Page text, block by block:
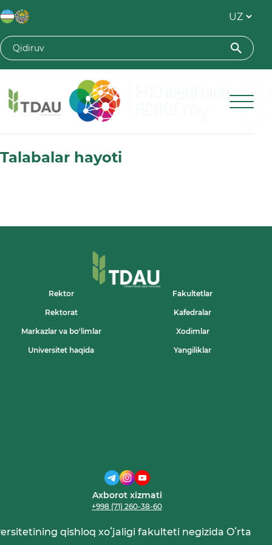
Toshkent davlat agrar universiteti
Talabalar hayoti
Rektor Fakultetlar
Rektorat Kafedralar
Markazlar va bo'limlar Xodimlar
Universitet haqida Yangiliklar
Axborot xizmati
+998 (71) 260-38-60
qishloq xoʻjaligi fakulteti negizida Oʻrta